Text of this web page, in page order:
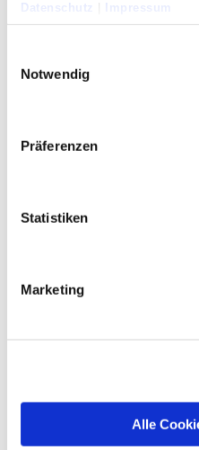
Datenschutz
Impressum
Notwendig
Präferenzen
Statistiken
Marketing
Alle
Antibiotic